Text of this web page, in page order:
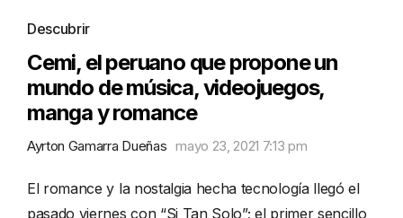
Descubrir
Cemi, el peruano que propone un
mundo de música, videojuegos,
manga y romance
Ayrton Gamarra Dueñas mayo 23, 2021 7:13 pm
El romance y la nostalgia hecha tecnología llegó el
pasado viernes con “Si Tan Solo”; el primer sencillo